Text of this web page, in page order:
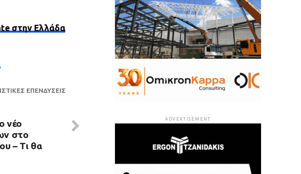
στην Ελλάδα
ΕΠΕΝΔΎΣΕΙΣ
νέο
στο
– Τι θα
ADVERTISEMENT